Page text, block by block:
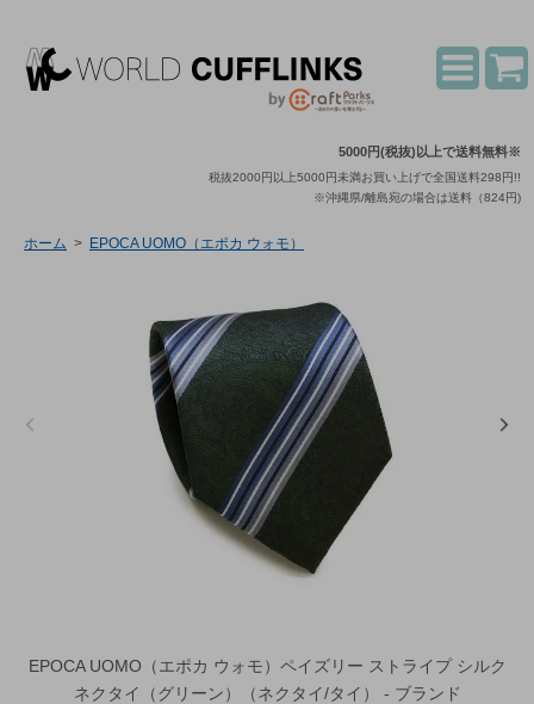
5000円(税抜)以上で送料無料※
税抜2000円以上5000円未満お買い上げで全国送料298円!!
※沖縄県/離島宛の場合は送料（824円)
ホーム > EPOCA UOMO（エポカ ウォモ）
EPOCA UOMO（エポカ ウォモ）ペイズリー ストライプ シルク
ネクタイ（グリーン）（ネクタイ/タイ） - ブランド